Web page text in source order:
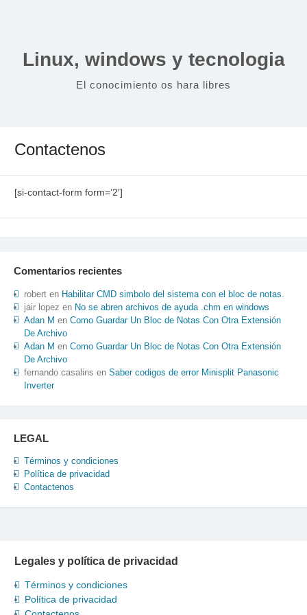
Linux, windows y tecnologia
El conocimiento os hara libres
Contactenos
[si-contact-form form=’2′]
Comentarios recientes
roberten Habilitar CMD simbolo del sistema con el bloc de notas.
jair lopez en No se abren archivos de ayuda .chm en windows
Adan M en Como Guardar Un Bloc de Notas Con Otra Extensión
De Archivo
Adan M en Como Guardar Un Bloc de Notas Con Otra Extensión
De Archivo
fernando casalins en Saber codigos de error Minisplit Panasonic
Inverter
LEGAL
Términos y condiciones
Política de privacidad
Contactenos
Legales y política de privacidad
Términos y condiciones
Política de privacidad